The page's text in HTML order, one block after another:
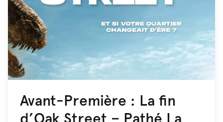
Avant-Première : La fin